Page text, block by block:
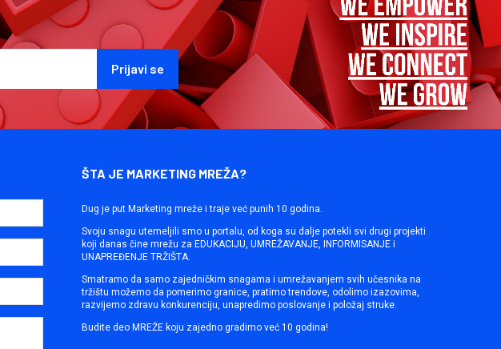
ŠTA JE MARKETING MREŽA?
Dug je put Marketing mreže i traje već punih 10 godina.
Svoju snagu utemeljili smo u portalu, od koga su dalje potekli svi drugi projekti
koji danas čine mrežu za EDUKACIJU, UMREŽAVANJE, INFORMISANJE i
UNAPREĐENJE TRŽIŠTA.
Smatramo da samo zajedničkim snagama i umrežavanjem svih učesnika na
tržištu možemo da pomerimo granice, pratimo trendove, odolimo izazovima,
razvijemo zdravu konkurenciju, unapredimo poslovanje i položaj struke.
Budite deo MREŽE koju zajedno gradimo već 10 godina!